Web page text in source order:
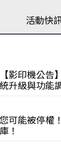
活動快
【影印機公
統升級與功能
您可能被停權
庫！